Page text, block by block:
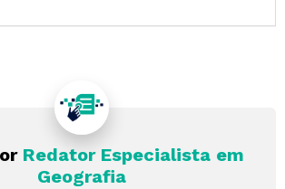
Redator Especialista em
Geografia